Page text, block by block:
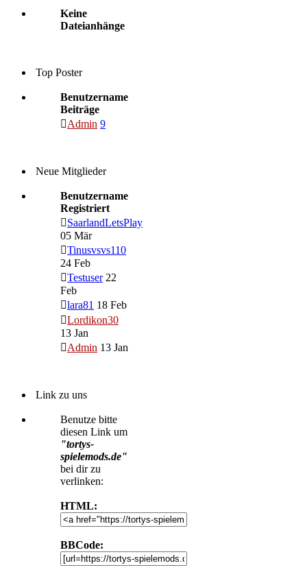
Keine
Dateianhänge
Top Poster
Benutzername
Beiträge
Admin 9
Neue Mitglieder
Benutzername
Registriert
SaarlandLetsPlay
05 Mär
Tinusvsvs110
24 Feb
Testuser 22
Feb
lara81 18 Feb
Lordikon30
13 Jan
Admin 13 Jan
Link zu uns
Benutze bitte
diesen Link um
"tortys-
spielemods.de"
bei dir zu
verlinken:
HTML:
BBCode: